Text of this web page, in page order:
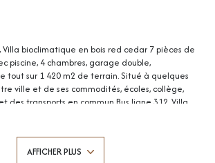
Villa bioclimatique en bois red cedar 7 pièces de
piscine, 4 chambres, garage double,
tout sur 1 420 m2 de terrain. Situé à quelques
ville et de ses commodités, écoles, collège,
des transports en commun Bus ligne 312. Villa
de la végétation, pour les amoureux du bois, de
Cette villa unique en son genre, se compose d'un
AFFICHER PLUS